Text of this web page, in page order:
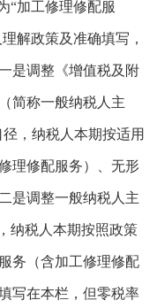
“加工修理修配服
解政策及准确填写，
是调整《增值税及附
简称一般纳税人主
，纳税人本期按适用
理修配服务）、无形
是调整一般纳税人主
纳税人本期按照政策
务（含加工修理修配
写在本栏，但零税率